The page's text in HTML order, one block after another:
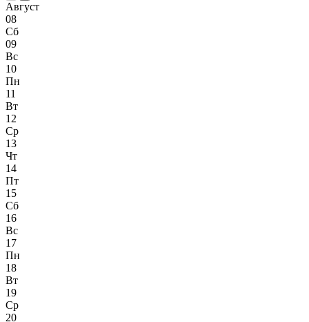
Август
08
Сб
09
Вс
10
Пн
11
Вт
12
Ср
13
Чт
14
Пт
15
Сб
16
Вс
17
Пн
18
Вт
19
Ср
20